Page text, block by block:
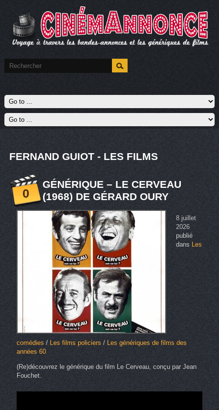
FERNAND GUIOT - LES FILMS
0
GÉNÉRIQUE – LE CERVEAU
(1968) DE GÉRARD OURY
8 juillet
2026
publié
dansLes
comédies/ Les films policiers / Les génériques de films des
années 60
(Re)découvrez le générique du film Le Cerveau, conçu par Jean
Fouchet.